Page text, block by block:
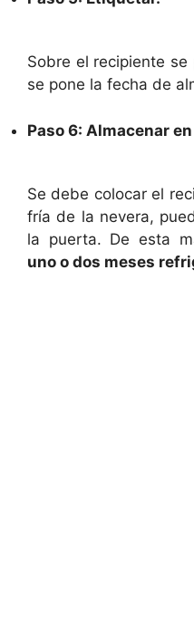
Sobre el recipiente
se pone la fecha de
Paso 6: Almacenar
Se debe colocar el
fría de la nevera,
la puerta. De esta
uno o dos meses